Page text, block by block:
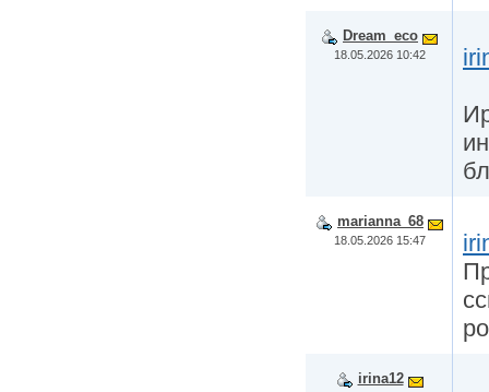
Dream_eco
18.05.2026 10:42
marianna_68
18.05.2026 15:47
irina12